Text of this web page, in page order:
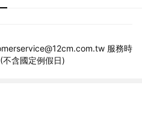
服務時
含國定例假日)